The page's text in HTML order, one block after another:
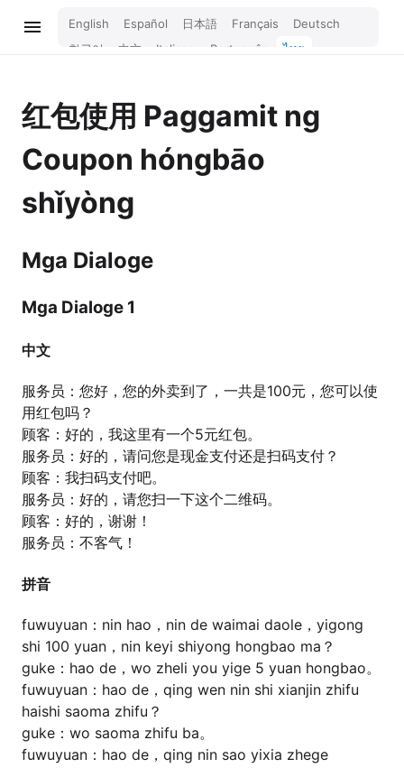
English Español 日本語 Français
Deutsch
한국어
中文 Italiano Português
ไทย
Bahasa Indonesia
红包使用 Paggamit ng
Coupon hóngbāo
shǐyòng
Mga Dialoge
Mga Dialoge 1
中文
服务员：您好，您的外卖到了，一共是100元，您可以使
用红包吗？
顾客：好的，我这里有一个5元红包。
服务员：好的，请问您是现金支付还是扫码支付？
顾客：我扫码支付吧。
服务员：好的，请您扫一下这个二维码。
顾客：好的，谢谢！
服务员：不客气！
拼音
fuwuyuan：nin hao，nin de waimai daole，yigong
shi 100 yuan，nin keyi shiyong hongbao ma？
guke：hao de，wo zheli you yige 5 yuan hongbao。
fuwuyuan：hao de，qing wen nin shi xianjin zhifu
haishi saoma zhifu？
guke：wo saoma zhifu ba。
fuwuyuan：hao de，qing nin sao yixia zhege